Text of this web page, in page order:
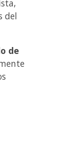
del
de